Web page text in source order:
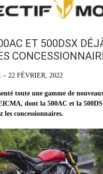
ET 500DSX
22 FÉVRIER, 2022
toute une gamme de
dont la 500AC et la
les concessionnaires.